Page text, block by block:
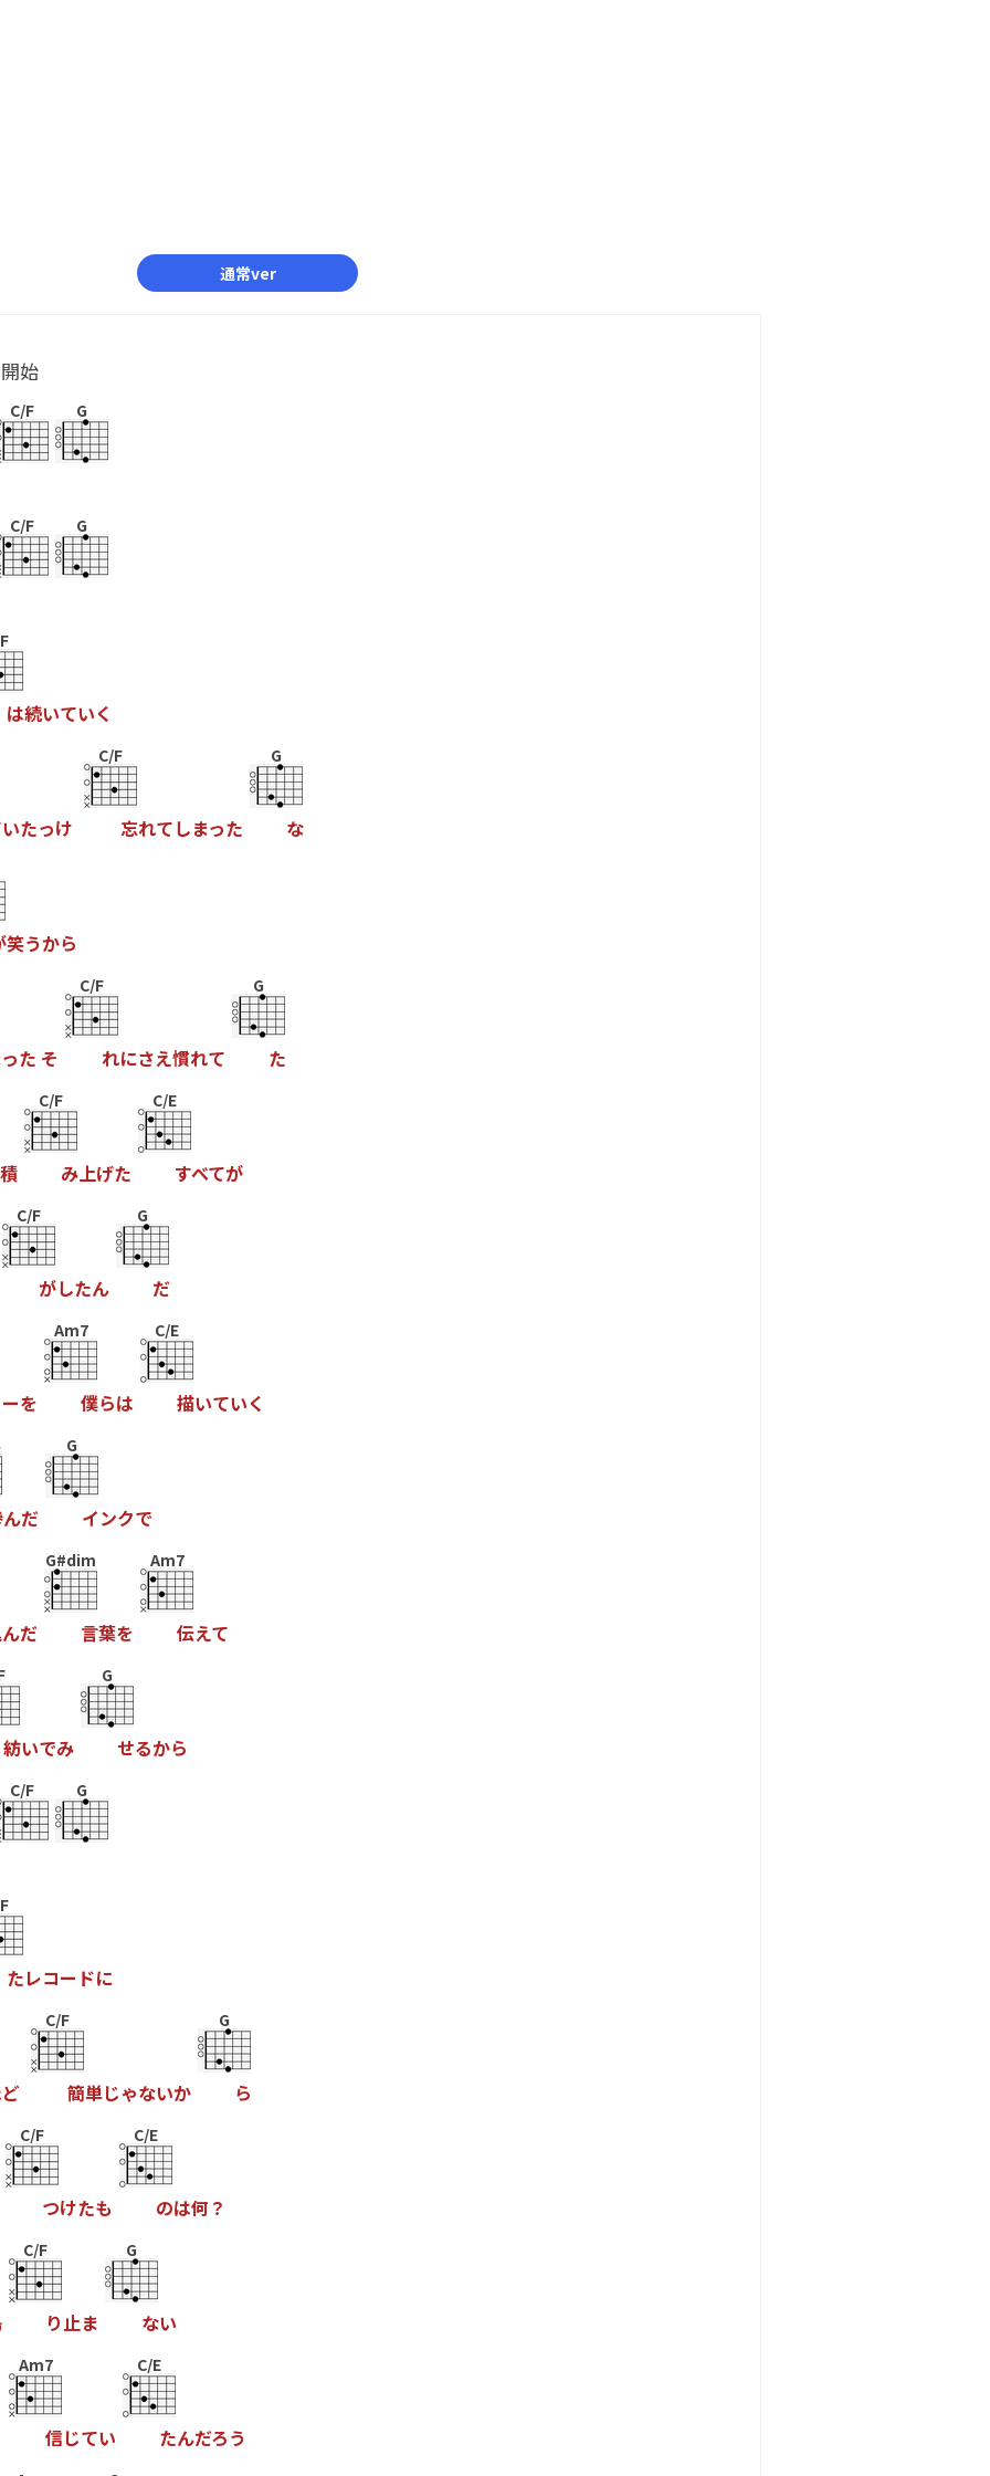
通常ver
始
C/F G
C/F G
は続いていく
いたっけ
C/F
忘れてしまった
G
な
笑うから
った そ
C/F
れにさえ慣れて
G
た
積
C/F
み上げた
C/E
すべてが
C/F
がしたん
G
だ
ーを
Am7
僕らは
C/E
描いていく
んだ
G
インクで
んだ
G#dim
言葉を
Am7
伝えて
紡いでみ
G
せるから
C/F G
たレコー ドに
ど
C/F
簡単じゃないか
G
ら
C/F
つけたも
C/E
のは何 ？
C/F
り止ま
G
ない
Am7
信じてい
C/E
たんだろう